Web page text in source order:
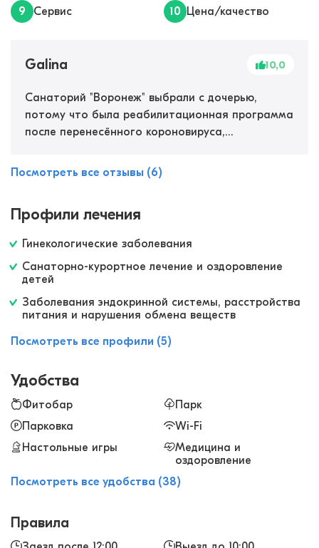
9 Сервис 10 Цена/качество
Galina 10,0
Санаторий "Воронеж" выбрали с дочерью,
потому что была реабилитационная программа
после перенесённого короновируса,
толком выздороветь, спасибо врачу санатория
за правильно подобранные процедуры:
и ингаляции с минеральной водой Ессентуки
состояние намного улучшилось. Порадовали
бонусы к путевке - бесплатные занятия в
тренажерном зале и ЛФК.
Посмотреть все отзывы (6)
Профили лечения
Гинекологические заболевания
Санаторно-курортное лечение и оздоровление
детей
Заболевания эндокринной системы, расстройства
питания и нарушения обмена веществ
Посмотреть все профили (5)
Удобства
Фитобар
Парк
Парковка
Wi-Fi
Настольные игры
Медицина и
оздоровление
Посмотреть все удобства (38)
Правила